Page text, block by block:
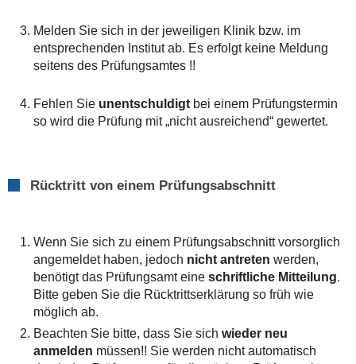
Melden Sie sich in der jeweiligen Klinik bzw. im
entsprechenden Institut ab. Es erfolgt keine Meldung
seitens des Prüfungsamtes !!
Fehlen Sie unentschuldigtbei einem Prüfungstermin
so wird die Prüfung mit „nicht ausreichend“ gewertet.
Rücktritt von einem Prüfungsabschnitt
Wenn Sie sich zu einem Prüfungsabschnitt vorsorglich
angemeldet haben, jedoch nicht antreten werden,
benötigt das Prüfungsamt eine schriftliche Mitteilung.
Bitte geben Sie die Rücktrittserklärung so früh wie
möglich ab.
Beachten Sie bitte, dass Sie sich wieder neu
anmelden müssen!! Sie werden nicht automatisch